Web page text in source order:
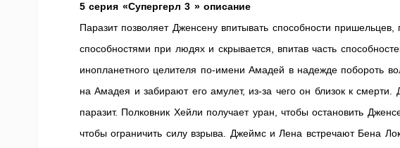
5 серия «Супергерл 3 » описание
Паразит позволяет Дженсену впитывать способности
способностями при людях и скрывается, впитав часть
инопланетного целителя по-имени Амадей в надежде побороть
на Амадея и забирают его амулет, из-за чего он близок к смерти.
паразит. Полковник Хейли получает уран, чтобы остановить
чтобы ограничить силу взрыва. Джеймс и Лена встречают Бена